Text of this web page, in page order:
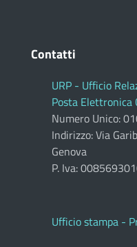
Contatti
URP - Ufficio
Posta Elettronica
Numero Unico:
Indirizzo: Via
Genova
P. Iva:
Ufficio stampa -